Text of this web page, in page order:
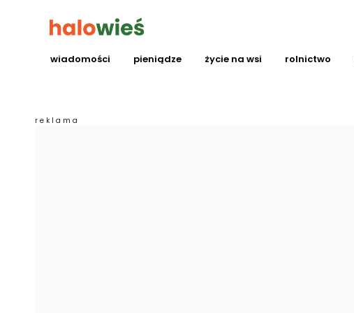
wiadomości pieniądze życie na wsi rolnictwo